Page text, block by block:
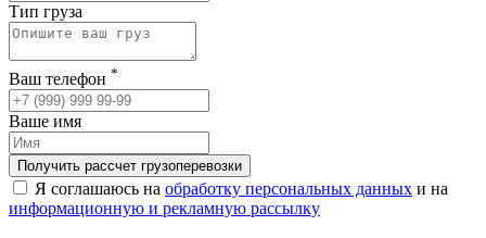
Тип груза
Ваш телефон *
Ваше имя
Получить рассчет грузоперевозки
Я соглашаюсь на обработку персональных данных и на
информационную и рекламную рассылку